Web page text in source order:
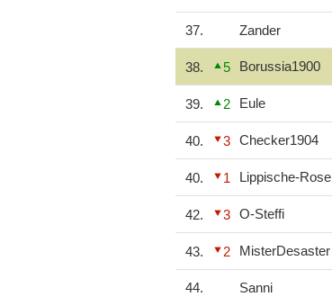
37. Zander
38. 5 Borussia1900
39. 2 Eule
40. 3 Checker1904
40. 1 Lippische-Rose
42. 3 O-Steffi
43. 2 MisterDesaster
44. Sanni